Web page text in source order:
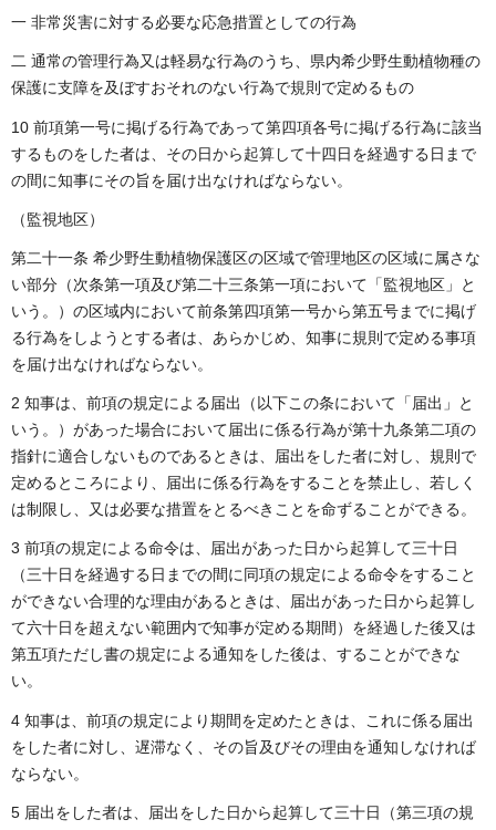
一 非常災害に対する必要な応急措置としての行為
二 通常の管理行為又は軽易な行為のうち、県内希少野生動植物種の
保護に支障を及ぼすおそれのない行為で規則で定めるもの
10 前項第一号に掲げる行為であって第四項各号に掲げる行為に該当
するものをした者は、その日から起算して十四日を経過する日まで
の間に知事にその旨を届け出なければならない。
（監視地区）
第二十一条 希少野生動植物保護区の区域で管理地区の区域に属さな
い部分（次条第一項及び第二十三条第一項において「監視地区」と
いう。）の区域内において前条第四項第一号から第五号までに掲げ
る行為をしようとする者は、あらかじめ、知事に規則で定める事項
を届け出なければならない。
2 知事は、前項の規定による届出（以下この条において「届出」と
いう。）があった場合において届出に係る行為が第十九条第二項の
指針に適合しないものであるときは、届出をした者に対し、規則で
定めるところにより、届出に係る行為をすることを禁止し、若しく
は制限し、又は必要な措置をとるべきことを命ずることができる。
3 前項の規定による命令は、届出があった日から起算して三十日
（三十日を経過する日までの間に同項の規定による命令をすること
ができない合理的な理由があるときは、届出があった日から起算し
て六十日を超えない範囲内で知事が定める期間）を経過した後又は
第五項ただし書の規定による通知をした後は、することができな
い。
4 知事は、前項の規定により期間を定めたときは、これに係る届出
をした者に対し、遅滞なく、その旨及びその理由を通知しなければ
ならない。
5 届出をした者は、届出をした日から起算して三十日（第三項の規